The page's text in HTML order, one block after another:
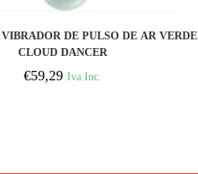
DE PULSO DE AR VERDE
CLOUD DANCER
€59,29 Iva Inc.